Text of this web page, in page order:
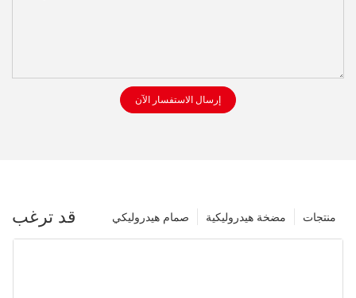
إرسال الاستفسار الآن
قد ترغب منتجات مضخة هيدروليكية صمام هيدروليكي